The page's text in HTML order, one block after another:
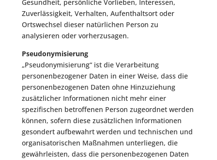
Gesundheit, persönliche Vorlieben, Interessen,
Zuverlässigkeit, Verhalten, Aufenthaltsort oder
Ortswechsel dieser natürlichen Person zu
analysieren oder vorherzusagen.
Pseudonymisierung
„Pseudonymisierung“ ist die Verarbeitung
personenbezogener Daten in einer Weise, dass die
personenbezogenen Daten ohne Hinzuziehung
zusätzlicher Informationen nicht mehr einer
spezifischen betroffenen Person zugeordnet werden
können, sofern diese zusätzlichen Informationen
gesondert aufbewahrt werden und technischen und
organisatorischen Maßnahmen unterliegen, die
gewährleisten, dass die personenbezogenen Daten